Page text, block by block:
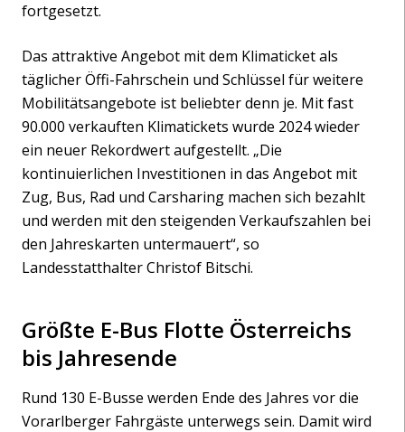
fortgesetzt.
Das attraktive Angebot mit dem Klimaticket als
täglicher Öffi-Fahrschein und Schlüssel für weitere
Mobilitätsangebote ist beliebter denn je. Mit fast
90.000 verkauften Klimatickets wurde 2024 wieder
ein neuer Rekordwert aufgestellt. „Die
kontinuierlichen Investitionen in das Angebot mit
Zug, Bus, Rad und Carsharing machen sich bezahlt
und werden mit den steigenden Verkaufszahlen bei
den Jahreskarten untermauert“, so
Landesstatthalter Christof Bitschi.
Größte E-Bus Flotte Österreichs
bis Jahresende
Rund 130 E-Busse werden Ende des Jahres vor die
Vorarlberger Fahrgäste unterwegs sein. Damit wird